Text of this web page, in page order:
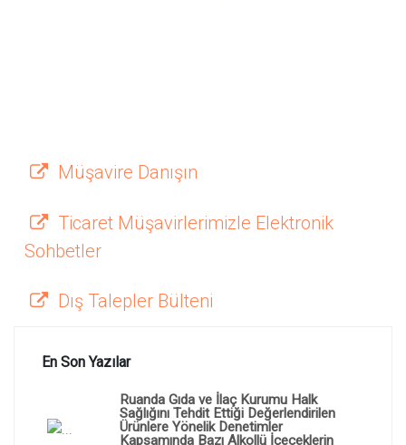
Müşavire Danışın
Ticaret Müşavirlerimizle Elektronik
Sohbetler
Dış Talepler Bülteni
En Son Yazılar
Ruanda Gıda ve İlaç Kurumu Halk
Sağlığını Tehdit Ettiği Değerlendirilen
Ürünlere Yönelik Denetimler
Kapsamında Bazı Alkollü İçeceklerin